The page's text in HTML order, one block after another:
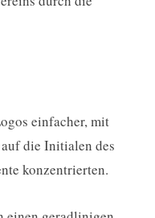
einfacher, mit
die Initialen des
konzentrierten.